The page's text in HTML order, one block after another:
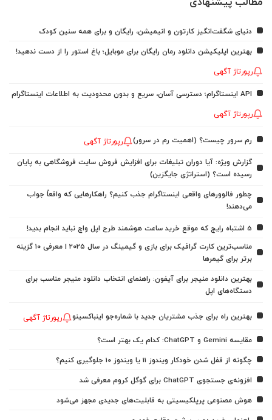
دنیای شگفت‌انگیز کارتون و انیمیشن، رایگان و برای همه سنین کودک
بهترین اپلیکیشن دانلود رمان رایگان برای موبایل؛ باغ استور را از دست ندهید!
رپورتاژ آگهی
API اینستاگرام؛ دسترسی آسان، سریع و بدون محدودیت به اطلاعات اینستاگرام
رپورتاژ آگهی
رم سرور چیست؟ (اهمیت رم در سرور) رپورتاژ آگهی
گزارش ویژه: آیا دوران تبلیغات برای افزایش فروش سایت فروشگاهی به پایان
رسیده است؟ (استراتژی جایگزین)
چطور فالوورهای واقعی اینستاگرام جذب کنیم؟ راهکارهایی که واقعاً جواب
می‌دهند!
5 اشتباه رایج که موقع خرید ساعت هوشمند طرح اپل واچ نباید انجام بدید!
مناسب‌ترین کارت گرافیک برای بازی و گیمینگ در سال ۲۰۲۵ | معرفی ۱۰ گزینه
برتر برای گیمرها
بهترین دانلود منیجر برای آیفون: راهنمای انتخاب دانلود منیجر مناسب برای
دستگاه‌های اپل
بهترین راه برای جذب مشتریان جدید با شماره‌جو اینباکسینو رپورتاژ آگهی
مقایسه Gemini و ChatGPT: کدام یک بهتر است؟
چگونه از قفل شدن خودکار ویندوز 11 یا ویندوز 10 جلوگیری کنیم؟
افزونه‌ی جستجوی ChatGPT برای گوگل کروم معرفی شد
هوش مصنوعی پرپلکیسیتی به قابلیت‌های جدیدی مجهز می‌شود